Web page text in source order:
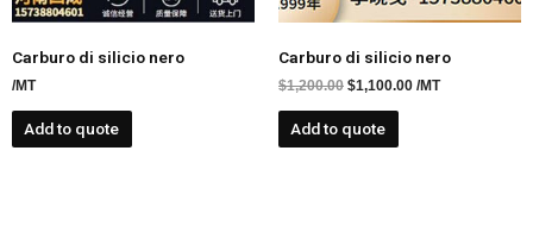
Carburo di silicio nero
/MT
Add to quote
Carburo di silicio nero
$1,200.00 $1,100.00 /MT
Add to quote